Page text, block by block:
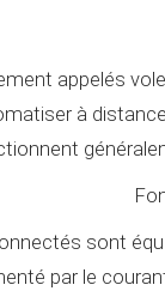
appelés
à
sont
par le